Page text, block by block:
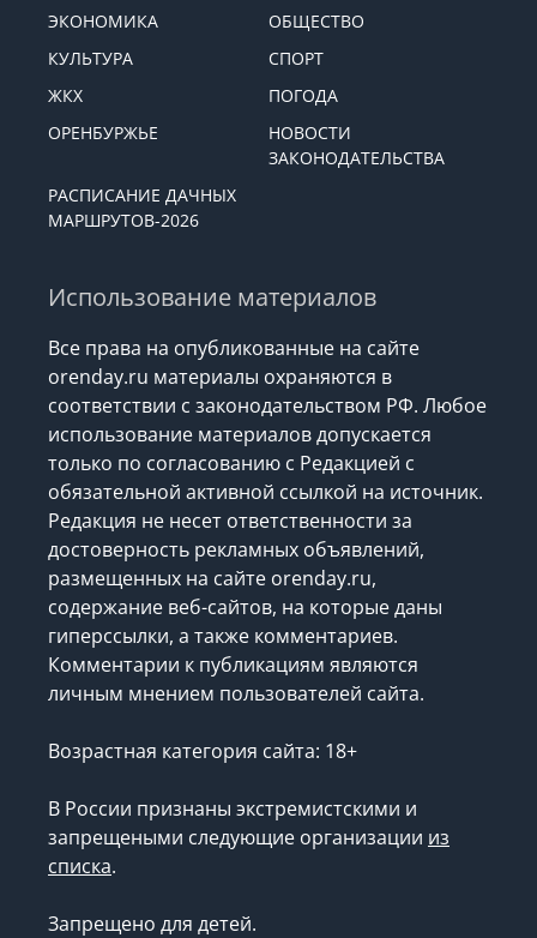
ЭКОНОМИКА
ОБЩЕСТВО
КУЛЬТУРА
СПОРТ
ЖКХ
ПОГОДА
ОРЕНБУРЖЬЕ
НОВОСТИ
ЗАКОНОДАТЕЛЬСТВА
РАСПИСАНИЕ ДАЧНЫХ
МАРШРУТОВ-2026
Использование материалов
Все права на опубликованные на сайте
orenday.ru материалы охраняются в
соответствии с законодательством РФ. Любое
использование материалов допускается
только по согласованию с Редакцией с
обязательной активной ссылкой на источник.
Редакция не несет ответственности за
достоверность рекламных объявлений,
размещенных на сайте orenday.ru,
содержание веб-сайтов, на которые даны
гиперссылки, а также комментариев.
Комментарии к публикациям являются
личным мнением пользователей сайта.
Возрастная категория сайта: 18+
В России признаны экстремистскими и
запрещеными следующие организации из
списка.
Запрещено для детей.